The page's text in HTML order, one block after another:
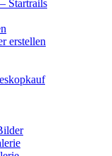
Startrails
erstellen